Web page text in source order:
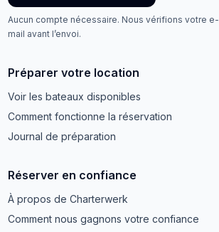
Aucun compte nécessaire. Nous vérifions votre e-
mail avant l’envoi.
Préparer votre location
Voir les bateaux disponibles
Comment fonctionne la réservation
Journal de préparation
Réserver en confiance
À propos de Charterwerk
Comment nous gagnons votre confiance